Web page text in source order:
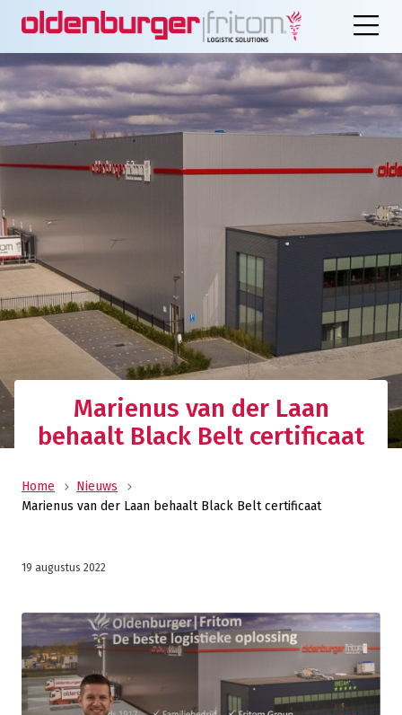
Marienus van der Laan
behaalt Black Belt certificaat
Home
Nieuws
Marienus van der Laan behaalt Black Belt certificaat
19 augustus 2022